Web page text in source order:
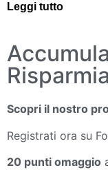
Leggi tutto
Scopri il nostro
Registrati ora su
20 punti omaggio